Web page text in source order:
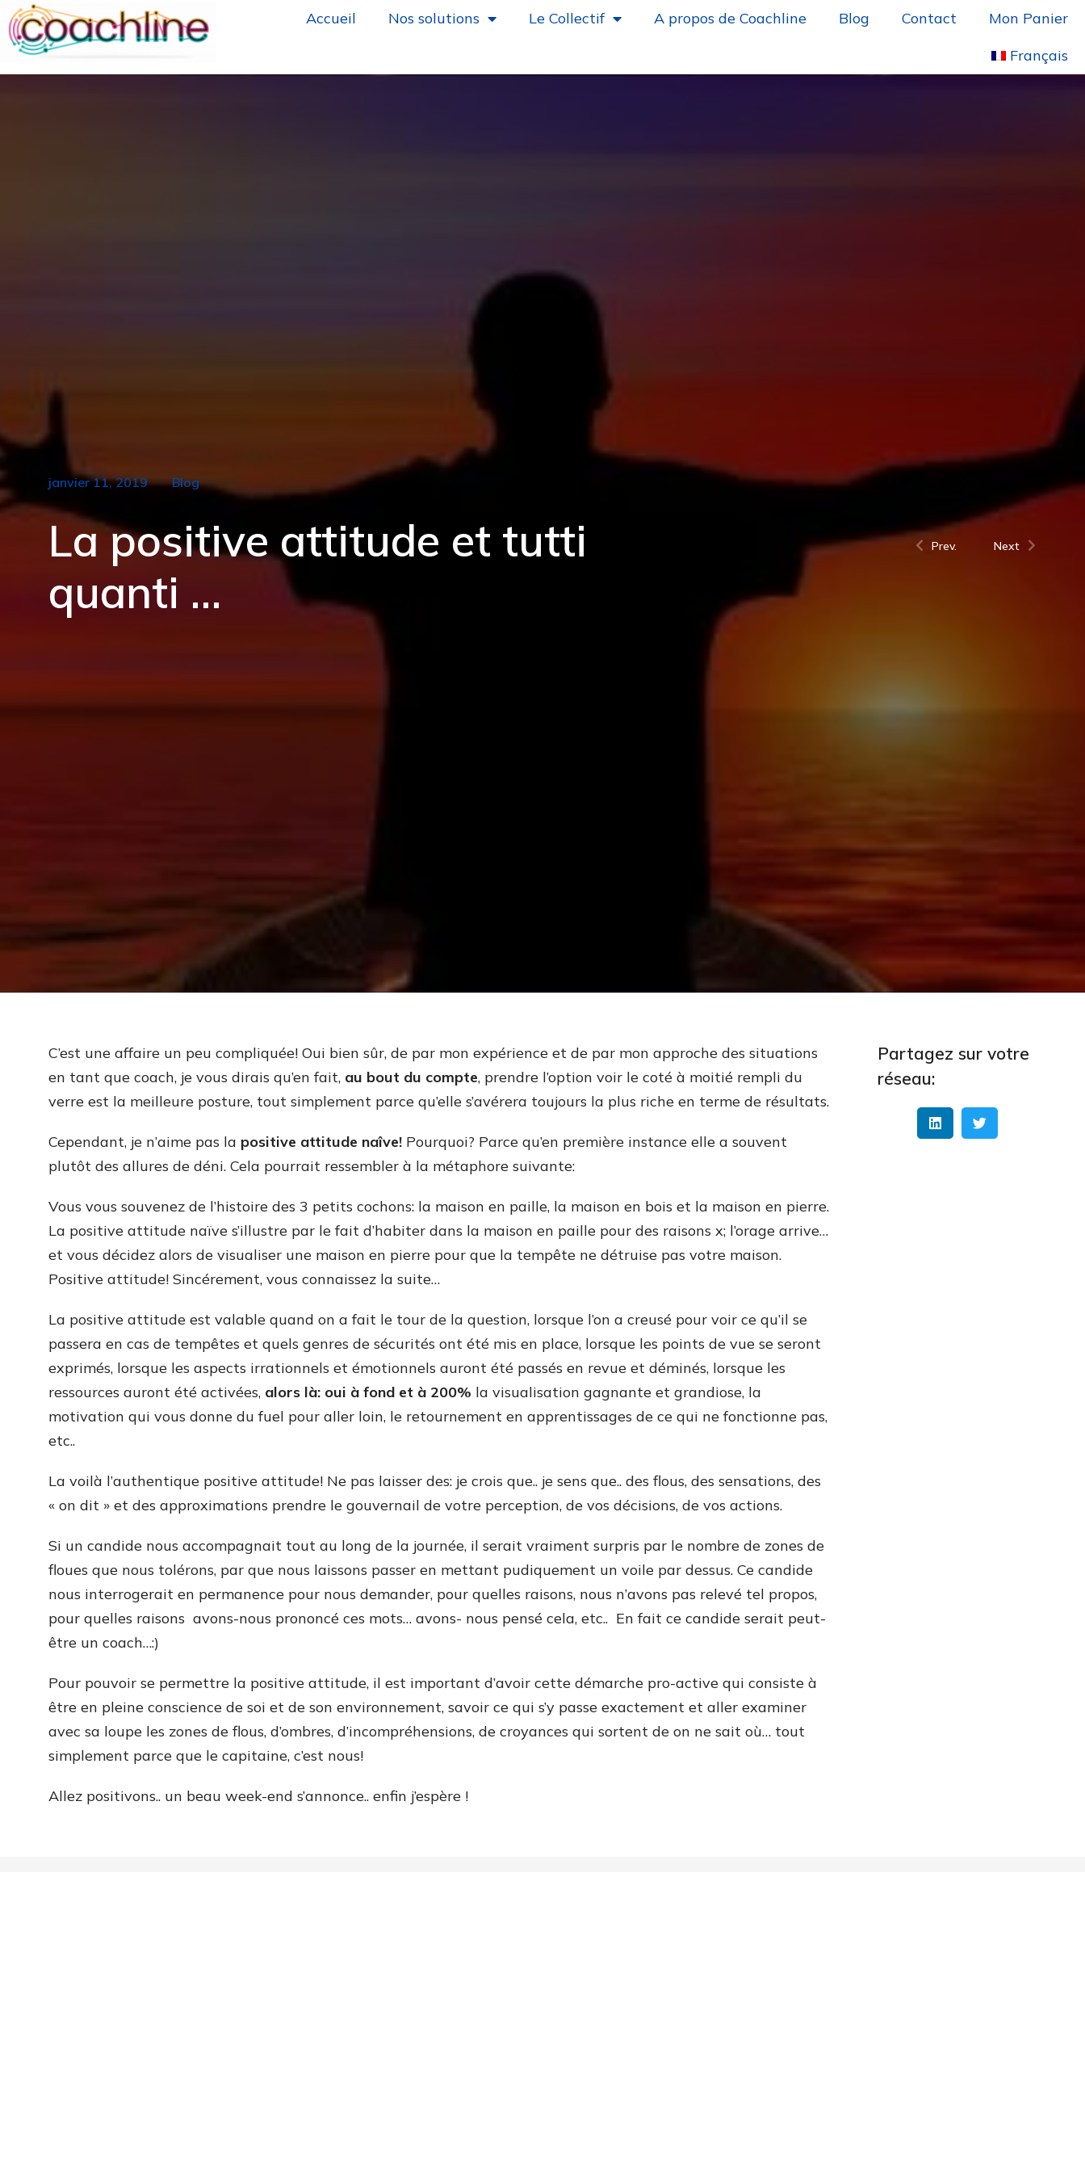
Accueil Nos solutions Le Collectif A propos de Coachline Blog Contact
Mon Panier
Français
janvier 11, 2019 Blog
La positive attitude et tutti
quanti …
Prev. Next
C’est une affaire un peu compliquée! Oui bien sûr, de par mon expérience et de par mon approche des situations
en tant que coach, je vous dirais qu’en fait, au bout du compte, prendre l’option voir le coté à moitié rempli du
verre est la meilleure posture, tout simplement parce qu’elle s’avérera toujours la plus riche en terme de résultats.
Cependant, je n’aime pas la positive attitude naîve! Pourquoi? Parce qu’en première instance elle a souvent
plutôt des allures de déni. Cela pourrait ressembler à la métaphore suivante:
Vous vous souvenez de l’histoire des 3 petits cochons: la maison en paille, la maison en bois et la maison en pierre.
La positive attitude naïve s’illustre par le fait d’habiter dans la maison en paille pour des raisons x; l’orage arrive…
et vous décidez alors de visualiser une maison en pierre pour que la tempête ne détruise pas votre maison.
Positive attitude! Sincérement, vous connaissez la suite…
La positive attitude est valable quand on a fait le tour de la question, lorsque l’on a creusé pour voir ce qu’il se
passera en cas de tempêtes et quels genres de sécurités ont été mis en place, lorsque les points de vue se seront
exprimés, lorsque les aspects irrationnels et émotionnels auront été passés en revue et déminés, lorsque les
ressources auront été activées, alors là: oui à fond et à 200% la visualisation gagnante et grandiose, la
motivation qui vous donne du fuel pour aller loin, le retournement en apprentissages de ce qui ne fonctionne pas,
etc..
La voilà l’authentique positive attitude! Ne pas laisser des: je crois que.. je sens que.. des flous, des sensations, des
« on dit » et des approximations prendre le gouvernail de votre perception, de vos décisions, de vos actions.
Si un candide nous accompagnait tout au long de la journée, il serait vraiment surpris par le nombre de zones de
floues que nous tolérons, par que nous laissons passer en mettant pudiquement un voile par dessus. Ce candide
nous interrogerait en permanence pour nous demander, pour quelles raisons, nous n’avons pas relevé tel propos,
pour quelles raisons avons-nous prononcé ces mots… avons- nous pensé cela, etc.. En fait ce candide serait peut-
être un coach…:)
Pour pouvoir se permettre la positive attitude, il est important d’avoir cette démarche pro-active qui consiste à
être en pleine conscience de soi et de son environnement, savoir ce qui s’y passe exactement et aller examiner
avec sa loupe les zones de flous, d’ombres, d’incompréhensions, de croyances qui sortent de on ne sait où… tout
simplement parce que le capitaine, c’est nous!
Allez positivons.. un beau week-end s’annonce.. enfin j’espère !
Partagez sur votre
réseau: